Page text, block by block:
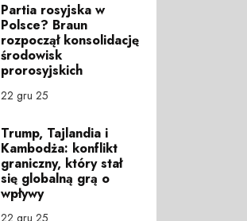
Partia rosyjska w
Polsce? Braun
rozpoczął konsolidację
środowisk
prorosyjskich
22 gru 25
Trump, Tajlandia i
Kambodża: konflikt
graniczny, który stał
się globalną grą o
wpływy